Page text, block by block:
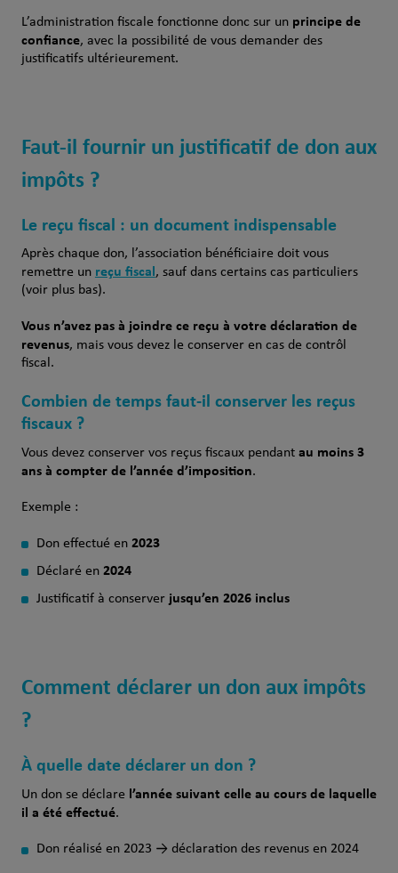
L’administration fiscale fonctionne donc sur un principe de
confiance, avec la possibilité de vous demander des
justificatifs ultérieurement.
Faut-il fournir un justificatif de don aux
impôts ?
Le reçu fiscal : un document indispensable
Après chaque don, l’association bénéficiaire doit vous
remettre un reçu fiscal, sauf dans certains cas particuliers
(voir plus bas).
Vous n’avez pas à joindre ce reçu à votre déclaration de
revenus, mais vous devez le conserver en cas de contrôl
fiscal.
Combien de temps faut-il conserver les reçus
fiscaux ?
Vous devez conserver vos reçus fiscaux pendant au moins 3
ans à compter de l’année d’imposition.
Exemple :
Don effectué en 2023
Déclaré en 2024
Justificatif à conserver jusqu’en 2026 inclus
Comment déclarer un don aux impôts
?
À quelle date déclarer un don ?
Un don se déclare l’année suivant celle au cours de laquelle
il a été effectué.
Don réalisé en 2023 → déclaration des revenus en 2024